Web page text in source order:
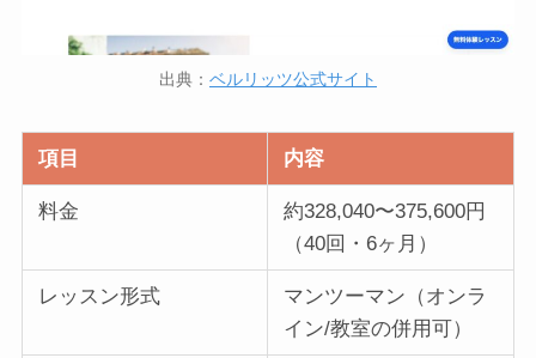
出典： ベルリッツ公式サイト
項目 内容
料金
約328,040〜375,600円
（40回・6ヶ月）
レッスン形式
マンツーマン（オンラ
イン/教室の併用可）